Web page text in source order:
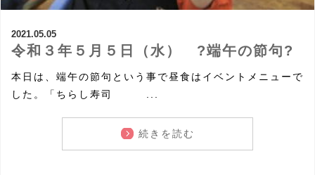
2021.05.05
令和３年５月５日（水） ?端午の節句?
本日は、端午の節句という事で昼食はイベントメニューで
した。「ちらし寿司 ...
続きを読む